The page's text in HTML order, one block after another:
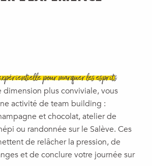
VOTRE GÉNÉPI
pour marquer les esprits
dimension plus conviviale, vous
activité de team building :
et chocolat, atelier de
ou randonnée sur le Salève. Ces
de relâcher la pression, de
et de conclure votre journée sur